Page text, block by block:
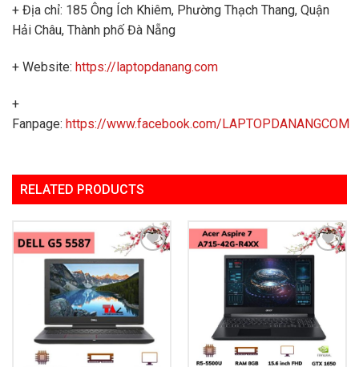
+ Địa chỉ: 185 Ông Ích Khiêm, Phường Thạch Thang, Quận
Hải Châu, Thành phố Đà Nẵng
+ Website: https://laptopdanang.com
+
Fanpage: https://www.facebook.com/LAPTOPDANANGCOM
RELATED PRODUCTS
Add to
Wishlist
Add to
Wishlist